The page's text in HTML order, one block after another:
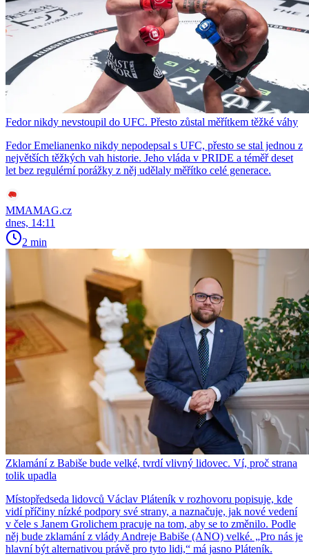
Fedor nikdy nevstoupil do UFC. Přesto zůstal měřítkem těžké váhy
Fedor Emelianenko nikdy nepodepsal s UFC, přesto se stal jednou z
největších těžkých vah historie. Jeho vláda v PRIDE a téměř deset
let bez regulérní porážky z něj udělaly měřítko celé generace.
MMAMAG.cz
dnes, 14:11
2 min
Zklamání z Babiše bude velké, tvrdí vlivný lidovec. Ví, proč strana
tolik upadla
Místopředseda lidovců Václav Pláteník v rozhovoru popisuje, kde
vidí příčiny nízké podpory své strany, a naznačuje, jak nové vedení
v čele s Janem Grolichem pracuje na tom, aby se to změnilo. Podle
něj bude zklamání z vlády Andreje Babiše (ANO) velké. „Pro nás je
hlavní být alternativou právě pro tyto lidi,“ má jasno Pláteník.